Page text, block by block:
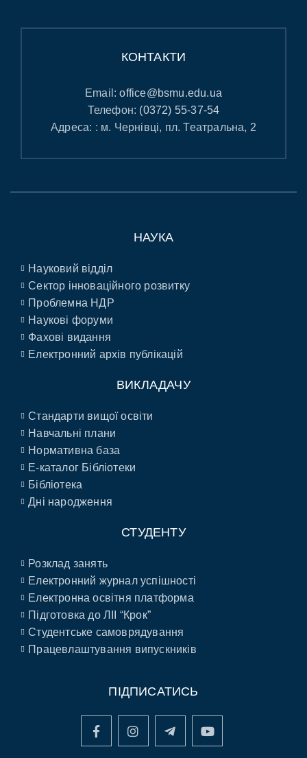
КОНТАКТИ
Email:office@bsmu.edu.ua
Телефон: (0372) 55-37-54
Адреса: : м. Чернівці, пл. Театральна, 2
НАУКА
Науковий відділ
Сектор інноваційного розвитку
Проблемна НДР
Наукові форуми
Фахові видання
Електронний архів публікацій
ВИКЛАДАЧУ
Стандарти вищої освіти
Навчальні плани
Нормативна база
E-каталог Бібліотеки
Бібліотека
Дні народження
СТУДЕНТУ
Розклад занять
Електронний журнал успішності
Електронна освітня платформа
Підготовка до ЛІІ “Крок”
Студентське самоврядування
Працевлаштування випускників
ПІДПИСАТИСЬ